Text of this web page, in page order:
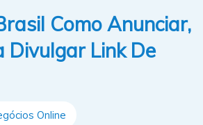
Como Anunciar,
Divulgar Link De
Online